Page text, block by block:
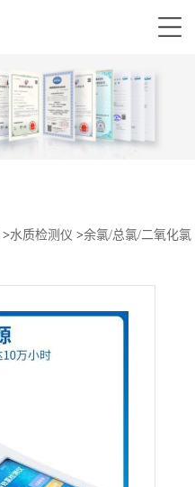
>水质检测仪 >余氯/总氯/二氧化氯